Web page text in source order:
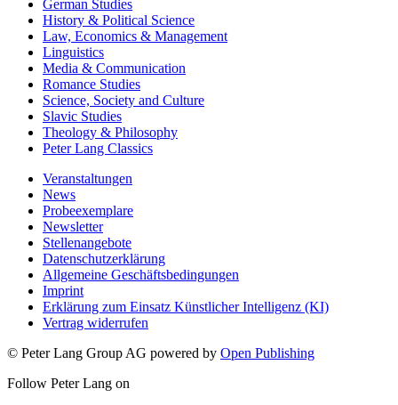
German Studies
History & Political Science
Law, Economics & Management
Linguistics
Media & Communication
Romance Studies
Science, Society and Culture
Slavic Studies
Theology & Philosophy
Peter Lang Classics
Veranstaltungen
News
Probeexemplare
Newsletter
Stellenangebote
Datenschutzerklärung
Allgemeine Geschäftsbedingungen
Imprint
Erklärung zum Einsatz Künstlicher Intelligenz (KI)
Vertrag widerrufen
© Peter Lang Group AG powered by Open Publishing
Follow Peter Lang on